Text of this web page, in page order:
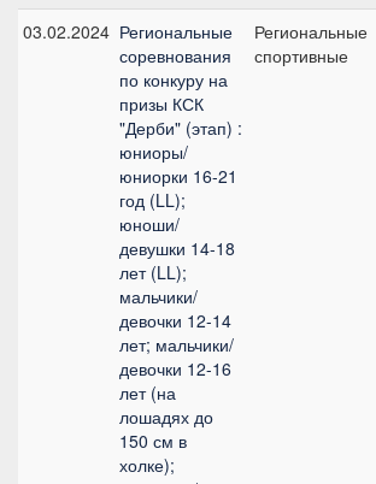
03.02.2024 Региональные
соревнования
по конкуру на
призы КСК
"Дерби" (этап) :
юниоры/
юниорки 16-21
год (LL);
юноши/
девушки 14-18
лет (LL);
мальчики/
девочки 12-14
лет; мальчики/
девочки 12-16
лет (на
лошадях до
150 см в
холке);
Региональные
спортивные